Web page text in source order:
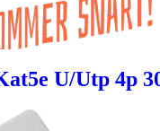
U/Utp 4p